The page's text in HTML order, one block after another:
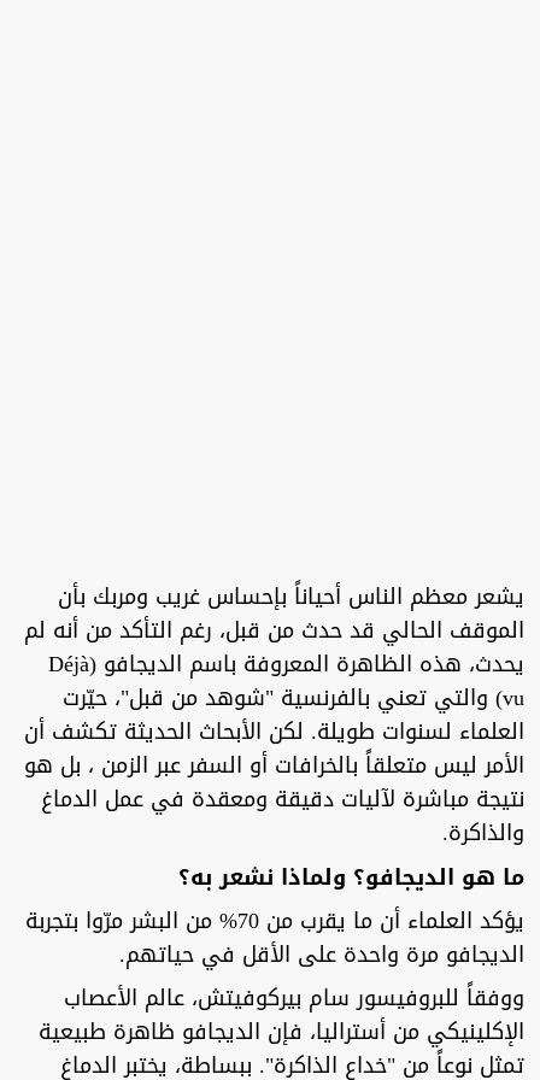
يشعر معظم الناس أحياناً بإحساس غريب ومربك بأن
الموقف الحالي قد حدث من قبل، رغم التأكد من أنه لم
يحدث، هذه الظاهرة المعروفة باسم الديجافو (Déjà
vu) والتي تعني بالفرنسية "شوهد من قبل"، حيّرت
العلماء لسنوات طويلة. لكن الأبحاث الحديثة تكشف أن
الأمر ليس متعلقاً بالخرافات أو السفر عبر الزمن ، بل هو
نتيجة مباشرة لآليات دقيقة ومعقدة في عمل الدماغ
والذاكرة.
ما هو الديجافو؟ ولماذا نشعر به؟
يؤكد العلماء أن ما يقرب من 70% من البشر مرّوا بتجربة
الديجافو مرة واحدة على الأقل في حياتهم.
ووفقاً للبروفيسور سام بيركوفيتش، عالم الأعصاب
الإكلينيكي من أستراليا، فإن الديجافو ظاهرة طبيعية
تمثل نوعاً من "خداع الذاكرة". ببساطة، يختبر الدماغ